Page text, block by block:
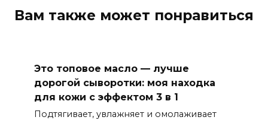
Вам также может понравиться
Это топовое масло — лучше
дорогой сыворотки: моя находка
для кожи с эффектом 3 в 1
Подтягивает, увлажняет и омолаживает